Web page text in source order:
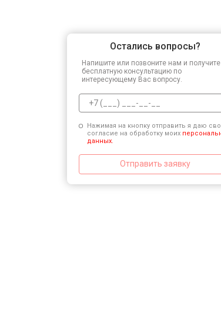
Остались вопросы?
Напишите или позвоните нам и получите
бесплатную консультацию по
интересующему Вас вопросу.
Нажимая на кнопку отправить я даю
согласие на обработку моих
данных.
Отправить заявку